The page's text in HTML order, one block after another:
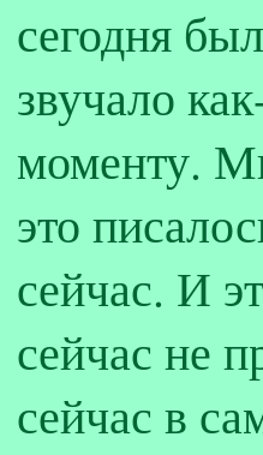
сегодня
звучало
моменту.
это
сейчас. И
сейчас не
сейчас в